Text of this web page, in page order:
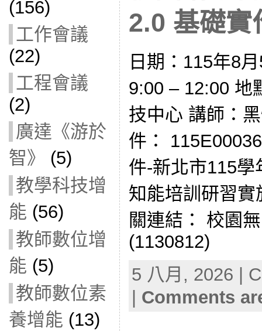
(156)
工作會議
(22)
工程會議
(2)
廣達《游於
智》
(5)
教學科技增
能 (56)
教師數位增
能 (5)
教師數位素
養增能 (13)
2.0 基礎實
日期：115年8
9:00 – 12:00 地
技中心 講師：
件：
件-新北市115
知能培訓研習
關連結： 校園
(1130812)
5 八月, 2026 |
Comments